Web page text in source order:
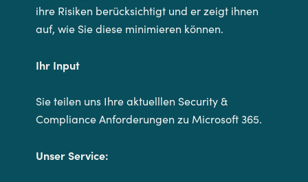
ihre Risiken berücksichtigt und er zeigt ihnen
auf, wie Sie diese minimieren können.
Ihr Input
Sie teilen uns Ihre aktuelllen Security &
Compliance Anforderungen zu Microsoft 365.
Unser Service: